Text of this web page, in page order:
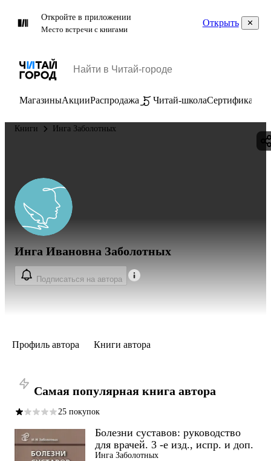
Откройте в приложении
Место встречи с книгами
Открыть
МагазиныАкцииРаспродажа Читай-школаСертификаты
Книги Инга Заболотных
Инга Ивановна Заболотных
Подписаться на автора
Профиль автора Книги автора
Самая популярная книга автора
25 покупок
Болезни суставов: руководство
для врачей. 3 -е изд., испр. и доп.
Инга Заболотных